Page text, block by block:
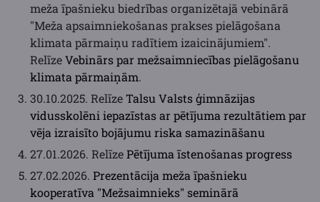
meža īpašnieku biedrības organizētajā vebinārā
"Meža apsaimniekošanas prakses pielāgošana
klimata pārmaiņu radītiem izaicinājumiem".
RelīzeVebinārs par mežsaimniecības pielāgošanu
klimata pārmaiņām.
30.10.2025. RelīzeTalsu Valsts ģimnāzijas
vidusskolēni iepazīstas ar pētījuma rezultātiem par
vēja izraisīto bojājumu riska samazināšanu
27.01.2026. RelīzePētījuma īstenošanas progress
27.02.2026. Prezentācija meža īpašnieku
kooperatīva "Mežsaimnieks" seminārā